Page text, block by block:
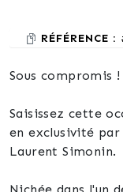
RÉFÉRENCE :
Sous compromis !
Saisissez cette
en exclusivité
Laurent Simonin.